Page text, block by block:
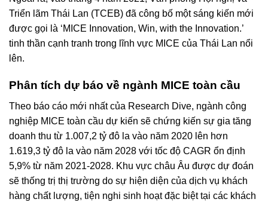
Triển lãm Thái Lan (TCEB) đã công bố một sáng kiến ​​mới
được gọi là ‘MICE Innovation, Win, with the Innovation.’
tinh thần cạnh tranh trong lĩnh vực MICE của Thái Lan nổi
lên.
Phân tích dự báo về ngành MICE toàn cầu
Theo báo cáo mới nhất của Research Dive, ngành công
nghiệp MICE toàn cầu dự kiến ​​sẽ chứng kiến ​​sự gia tăng
doanh thu từ 1.007,2 tỷ đô la vào năm 2020 lên hơn
1.619,3 tỷ đô la vào năm 2028 với tốc độ CAGR ổn định
5,9% từ năm 2021-2028. Khu vực châu Âu được dự đoán
sẽ thống trị thị trường do sự hiện diện của dịch vụ khách
hàng chất lượng, tiện nghi sinh hoạt đặc biệt tại các khách